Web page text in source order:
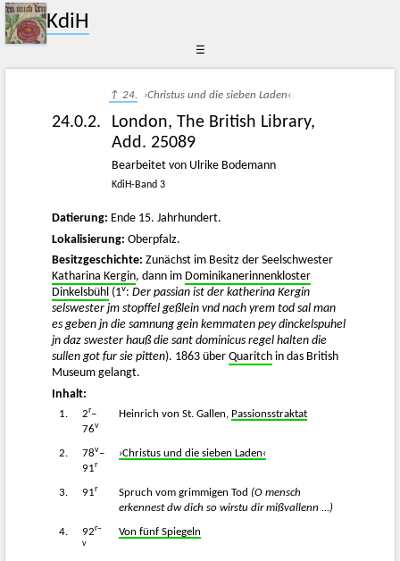
KdiH
☰
↑ 24. ›Christus und die sieben Laden‹
24.0.2.
London, The British Library,
Add. 25089
Bearbeitet von Ulrike Bodemann
KdiH-Band 3
Datierung: Ende 15. Jahrhundert.
Lokalisierung: Oberpfalz.
Besitzgeschichte: Zunächst im Besitz der Seelschwester
Katharina Kergin, dann im Dominikanerinnenkloster
Dinkelsbühl (1v: Der passian ist der katherina Kergin
selswester jm stopffel geßlein vnd nach yrem tod sal man
es geben jn die samnung gein kemmaten pey dinckelspuhel
jn daz swester hauß die sant dominicus regel halten die
sullen got fur sie pitten). 1863 über Quaritch in das British
Museum gelangt.
Inhalt:
1. 2r–
76v
Heinrich von St. Gallen, Passionsstraktat
2. 78v–
91r
›Christus und die sieben Laden‹
3. 91r Spruch vom grimmigen Tod (O mensch
erkennest dw dich so wirstu dir mißvallenn ...)
4. 92r–
v
Von fünf Spiegeln